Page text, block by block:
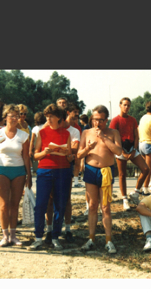
AKTUALITÁS
SPORTTÁBOR
ÉVKÖZI TORNÁK
GALÉRIA
IN MEMORIAM
EGYESÜLET